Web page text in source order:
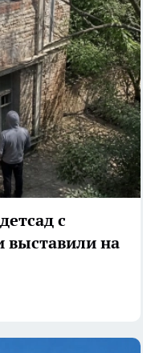
с
выставили на